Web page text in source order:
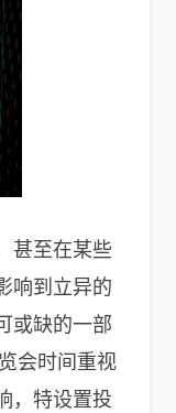
甚至在某些
响到立异的
或缺的一部
会时间重视
，特设置投